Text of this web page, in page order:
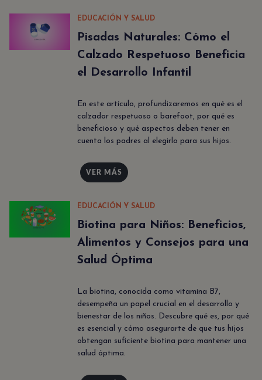
EDUCACIÓN Y SALUD
Pisadas Naturales: Cómo el
Calzado Respetuoso Beneficia
el Desarrollo Infantil
En este artículo, profundizaremos en qué es el
calzador respetuoso o barefoot, por qué es
beneficioso y qué aspectos deben tener en
cuenta los padres al elegirlo para sus hijos.
VER MÁS
EDUCACIÓN Y SALUD
Biotina para Niños: Beneficios,
Alimentos y Consejos para una
Salud Óptima
La biotina, conocida como vitamina B7,
desempeña un papel crucial en el desarrollo y
bienestar de los niños. Descubre qué es, por qué
es esencial y cómo asegurarte de que tus hijos
obtengan suficiente biotina para mantener una
salud óptima.